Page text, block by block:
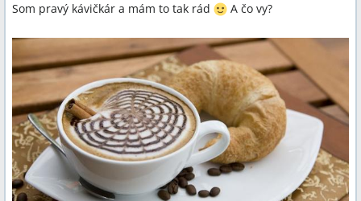
Som pravý kávičkár a mám to tak rád
A čo vy?